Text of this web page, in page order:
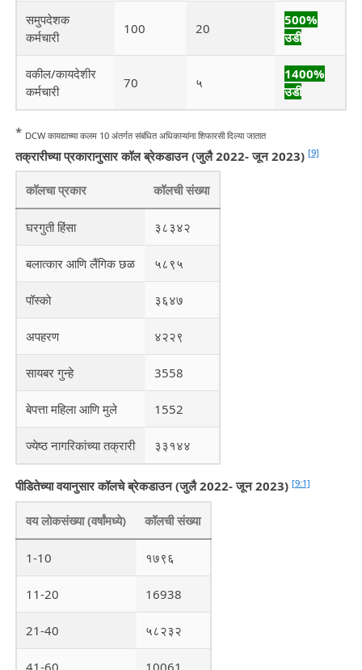
समुपदेशक
कर्मचारी
100 20
500%
उडी
वकील/कायदेशीर
कर्मचारी
70 ५
1400%
उडी
* DCW कायद्याच्या कलम 10 अंतर्गत संबंधित अधिकाऱ्यांना शिफारसी दिल्या जातात
तक्रारीच्या प्रकारानुसार कॉल ब्रेकडाउन (जुलै 2022- जून 2023) [9]
कॉलचा प्रकार कॉलची संख्या
घरगुती हिंसा ३८३४२
बलात्कार आणि लैंगिक छळ ५८९५
पॉस्को ३६४७
अपहरण ४२२९
सायबर गुन्हे 3558
बेपत्ता महिला आणि मुले 1552
ज्येष्ठ नागरिकांच्या तक्रारी ३३१४४
पीडितेच्या वयानुसार कॉलचे ब्रेकडाउन (जुलै 2022- जून 2023) [9:1]
वय लोकसंख्या (वर्षांमध्ये) कॉलची संख्या
1-10 १७९६
11-20 16938
21-40 ५८२३२
41-60 10061